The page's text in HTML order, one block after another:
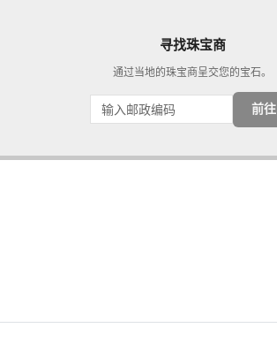
寻找珠宝商
通过当地的珠宝商呈交您的宝石。
前往